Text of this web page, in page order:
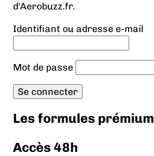
d'Aerobuzz.fr.
Identifiant ou adresse e-mail
Mot de passe
Les formules prémium
Accès 48h